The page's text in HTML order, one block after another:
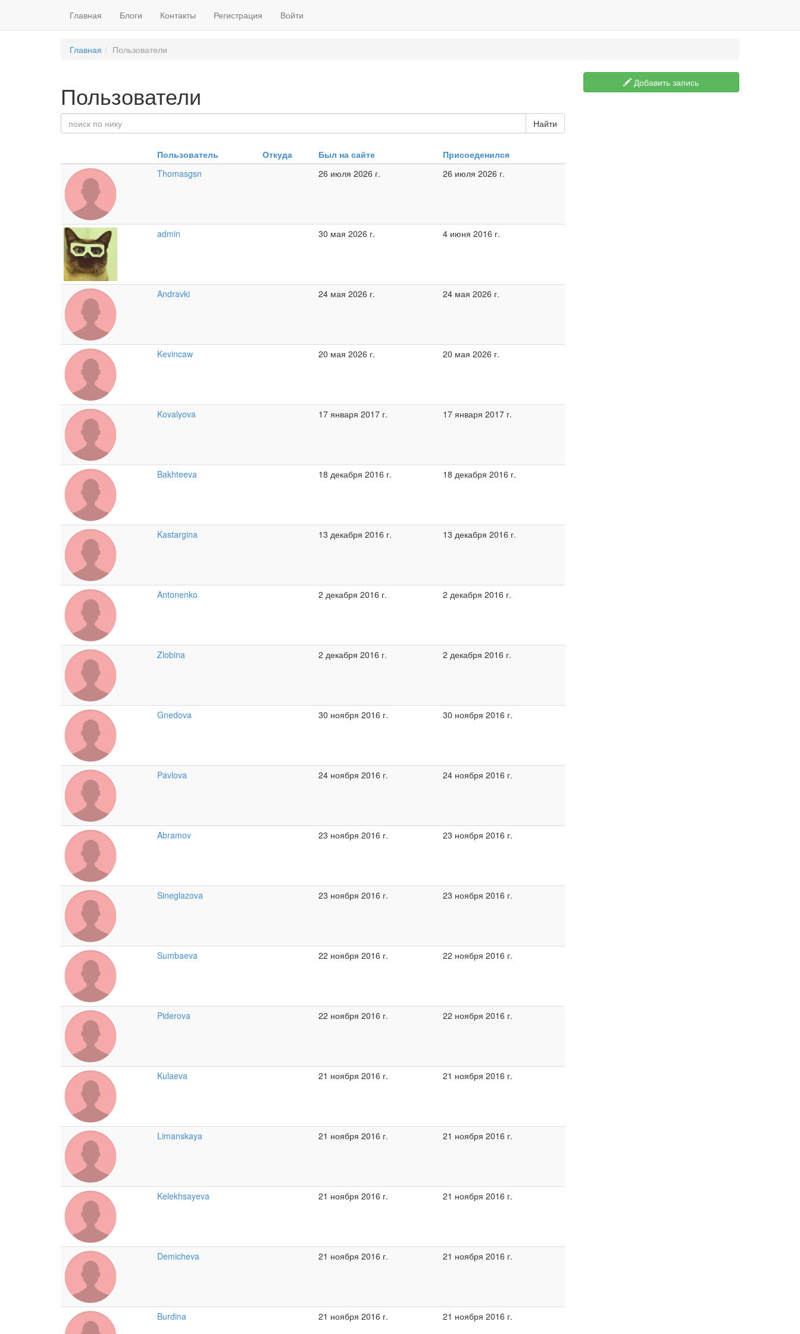
Главная Блоги Контакты Регистрация Войти
Главная Пользователи
Пользователи
Найти
Пользователь Откуда Был на сайте
Присоеденился
Thomasgsn
26 июля 2026 г. 26 июля 2026 г.
admin 30 мая 2026 г. 4 июня 2016 г.
Andravki 24 мая 2026 г. 24 мая 2026 г.
Kevincaw 20 мая 2026 г. 20 мая 2026 г.
Kovalyova 17 января 2017 г. 17 января 2017 г.
Bakhteeva 18 декабря 2016 г. 18 декабря 2016 г.
Kastargina 13 декабря 2016 г. 13 декабря 2016 г.
Antonenko 2 декабря 2016 г. 2 декабря 2016 г.
Zlobina 2 декабря 2016 г. 2 декабря 2016 г.
Gnedova 30 ноября 2016 г. 30 ноября 2016 г.
Pavlova 24 ноября 2016 г. 24 ноября 2016 г.
Abramov 23 ноября 2016 г. 23 ноября 2016 г.
Sineglazova 23 ноября 2016 г. 23 ноября 2016 г.
Sumbaeva 22 ноября 2016 г. 22 ноября 2016 г.
Piderova 22 ноября 2016 г. 22 ноября 2016 г.
Kulaeva 21 ноября 2016 г. 21 ноября 2016 г.
Limanskaya 21 ноября 2016 г. 21 ноября 2016 г.
Kelekhsayeva 21 ноября 2016 г. 21 ноября 2016 г.
Demicheva 21 ноября 2016 г. 21 ноября 2016 г.
Burdina 21 ноября 2016 г. 21 ноября 2016 г.
Добавить запись